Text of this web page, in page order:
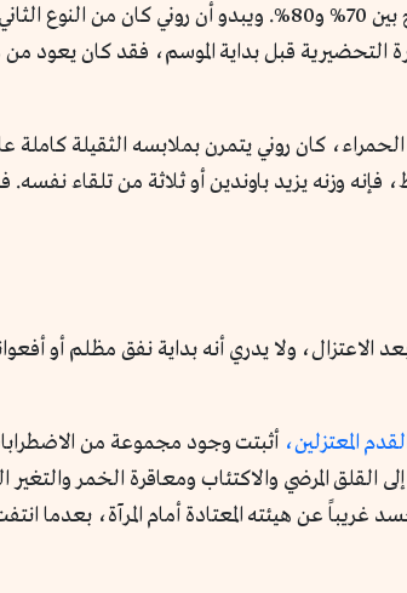
25% من قابلية الجسم لزيادة الوزن، وتارة تلعب دوراً أكبر بقدر يتراوح
التحضيرية قبل بداية الموسم، فقد كان يعود
كان روني يتمرن بملابسه الثقيلة كاملة
فإنه وزنه يزيد باوندين أو ثلاثة من تلقاء
ولا يدري أنه بداية نفق مظلم أو
المعتزلين، أثبتت وجود
عن هيئته المعتادة أمام المرآة، بعدما